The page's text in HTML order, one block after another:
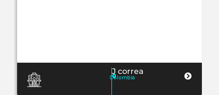
J correa
Colombia